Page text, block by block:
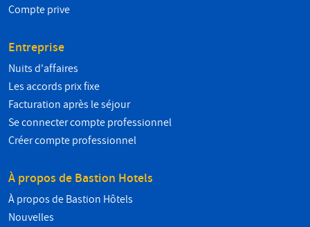
Compte prive
Entreprise
Nuits d'affaires
Les accords prix fixe
Facturation après le séjour
Se connecter compte professionnel
Créer compte professionnel
À propos de Bastion Hotels
À propos de Bastion Hôtels
Nouvelles